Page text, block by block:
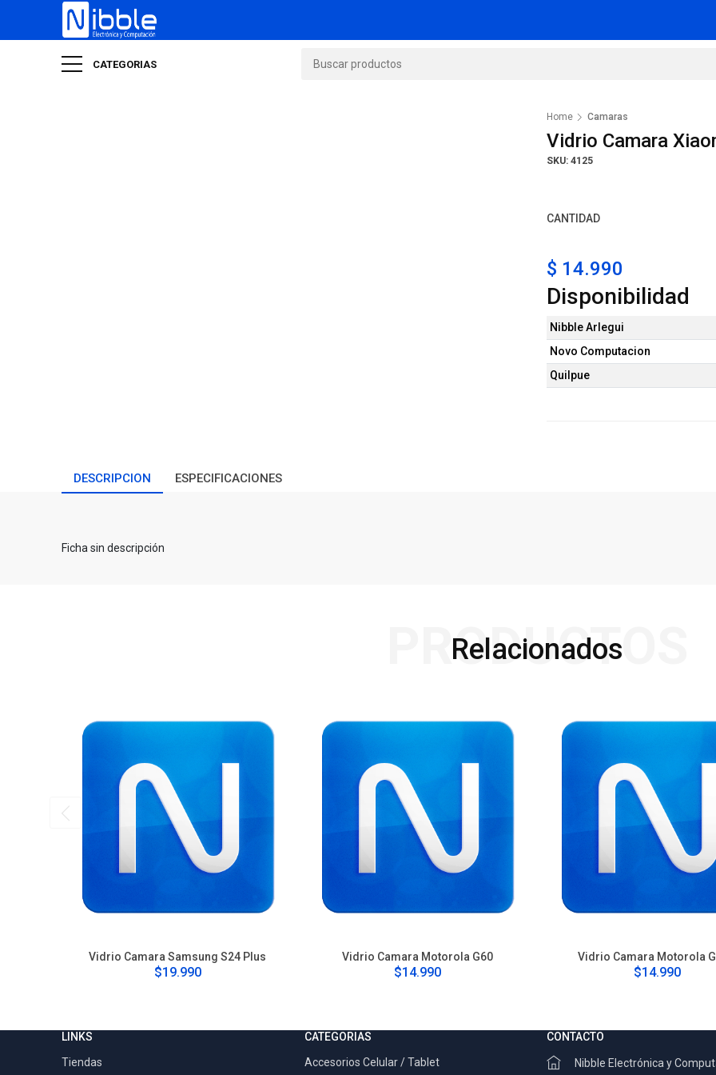
CATEGORIAS
Home Camaras
Vidrio Camara
SKU: 4125
CANTIDAD
$ 14.990
Disponibilidad
Nibble Arlegui
Novo Computacion
Quilpue
DESCRIPCION ESPECIFICACIONES
Ficha sin descripción
Relacionados
PRODUCTOS
Vidrio Camara Samsung S24 Plus
$19.990
Vidrio Camara Motorola G60
$14.990
Vidrio Camara Motorola
$14.990
LINKS
Tiendas
CATEGORIAS
Accesorios Celular / Tablet
CONTACTO
Nibble Electrónica y